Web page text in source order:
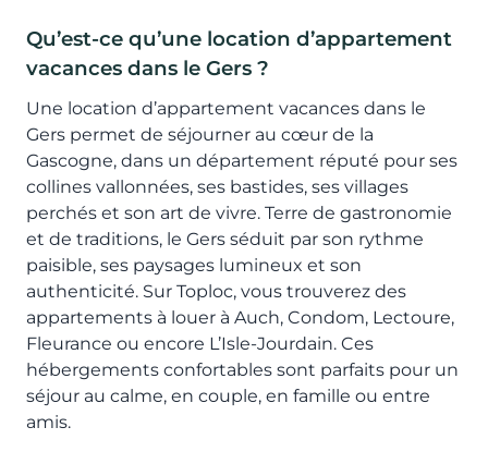
Qu’est-ce qu’une location d’appartement
vacances dans le Gers ?
Une location d’appartement vacances dans le
Gers permet de séjourner au cœur de la
Gascogne, dans un département réputé pour ses
collines vallonnées, ses bastides, ses villages
perchés et son art de vivre. Terre de gastronomie
et de traditions, le Gers séduit par son rythme
paisible, ses paysages lumineux et son
authenticité. Sur Toploc, vous trouverez des
appartements à louer à Auch, Condom, Lectoure,
Fleurance ou encore L’Isle-Jourdain. Ces
hébergements confortables sont parfaits pour un
séjour au calme, en couple, en famille ou entre
amis.